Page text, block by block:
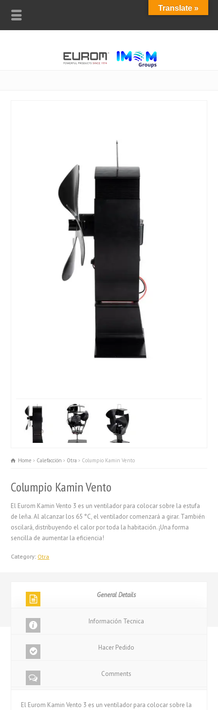
Home Calefacciön Otra Columpio Kamin Vento
Columpio Kamin Vento
El Eurom Kamin Vento 3 es un ventilador para colocar sobre la estufa
de leña. Al alcanzar los 65 °C, el ventilador comenzará a girar. También
oscilará, distribuyendo el calor por toda la habitación. ¡Una forma
sencilla de aumentar la eficiencia!
Category: Otra
General Details
Información Tecnica
Hacer Pedido
Comments
El Eurom Kamin Vento 3 es un ventilador para colocar sobre la
Translate »